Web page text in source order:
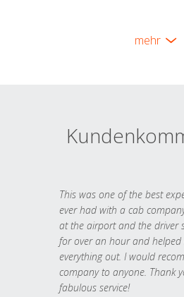
mehr
This was one of the best
ever had with a cab
at the airport and the driver
for over an hour and helped
everything out. I would
company to anyone. Thank
fabulous service!